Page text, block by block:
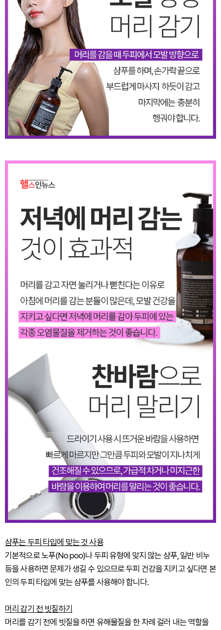
샴푸는 두피 타입에 맞는 것 사용
기본적으로 노푸(No poo)나 두피 유형에 맞지 않는 샴푸, 일반 비누
등을 사용하면 문제가 생길 수 있으므로 두피 건강을 지키고 싶다면 본
인의 두피 타입에 맞는 샴푸를 사용해야 합니다.
머리 감기 전 빗질하기
머리를 감기 전에 빗질을 하면 유해물질을 한 차례 걸러 내는 역할을